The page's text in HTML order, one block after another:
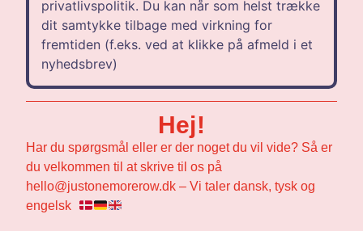
privatlivspolitik. Du kan når som helst trække
dit samtykke tilbage med virkning for
fremtiden (f.eks. ved at klikke på afmeld i et
nyhedsbrev)
Hej!
Har du spørgsmål eller er der noget du vil vide? Så er
du velkommen til at skrive til os på
hello@justonemorerow.dk – Vi taler dansk, tysk og
engelsk